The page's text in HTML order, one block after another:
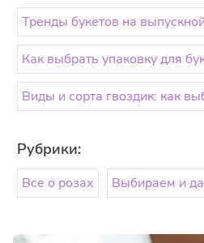
Тренды букетов на
Как выбрать упаковку для
Виды и сорта гвоздик: как
Рубрики:
Все о розах Выбираем и